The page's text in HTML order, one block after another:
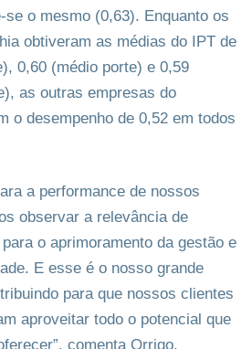
se o mesmo (0,63). Enquanto os
obtiveram as médias do IPT de
0,60 (médio porte) e 0,59
as outras empresas do
o desempenho de 0,52 em todos
a performance de nossos
observar a relevância de
o aprimoramento da gestão e
E esse é o nosso grande
para que nossos clientes
aproveitar todo o potencial que
comenta Orrigo.